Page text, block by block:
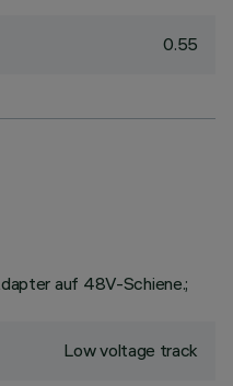
0.55
auf 48V-Schiene.;
Low voltage track